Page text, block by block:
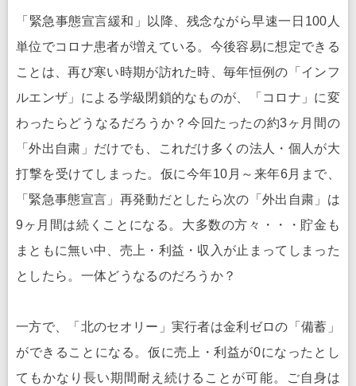
「緊急事態宣言緩和」以降、残念ながら早速一日100人
単位でコロナ患者が増えている。今後容易に想定できる
ことは、再び寒い時期が訪れた時、毎年恒例の「インフ
ルエンザ」による学級閉鎖的なものが、「コロナ」に変
わったらどうなるだろうか？今回たったの約3ヶ月間の
「外出自粛」だけでも、これだけ多くの法人・個人が大
打撃を受けてしまった。仮に今年10月～来年6月まで、
「緊急事態宣言」再発動だとしたら次の「外出自粛」は
9ヶ月間は続くことになる。大多数の方々・・・貯金も
まともに無い中、売上・利益・収入が止まってしまった
としたら。一体どうなるのだろうか？
一方で、「北のセオリー」実行者は金利ゼロの「備蓄」
ができることになる。仮に売上・利益が0になったとし
てもかなり長い期間耐え続けることが可能。ご自身は